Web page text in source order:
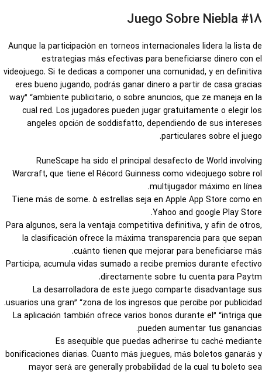
#18 Juego Sobre Niebla
Aunque la participación en torneos internacionales lidera la lista de
estrategias más efectivas para beneficiarse dinero con el
videojuego. Si te dedicas a componer una comunidad, y en definitiva
eres bueno jugando, podrás ganar dinero a partir de casa gracias
way” “ambiente publicitario, o sobre anuncios, que ze maneja en la
cual red. Los jugadores pueden jugar gratuitamente o elegir los
angeles opción de soddisfatto, dependiendo de sus intereses
particulares sobre el juego.
RuneScape ha sido el principal desafecto de World involving
Warcraft, que tiene el Récord Guinness como videojuego sobre rol
multijugador máximo en línea.
Tiene más de some. 5 estrellas seja en Apple App Store como en
Yahoo and google Play Store.
Para algunos, sera la ventaja competitiva definitiva, y afin de otros,
la clasificación ofrece la máxima transparencia para que sepan
cuánto tienen que mejorar para beneficiarse más.
Participa, acumula vidas sumado a recibe premios durante efectivo
directamente sobre tu cuenta para Paytm.
La desarrolladora de este juego comparte disadvantage sus
usuarios una gran” “zona de los ingresos que percibe por publicidad.
La aplicación también ofrece varios bonos durante el” “intriga que
pueden aumentar tus ganancias.
Es asequible que puedas adherirse tu caché mediante
bonificaciones diarias. Cuanto más juegues, más boletos ganarás y
mayor será are generally probabilidad de la cual tu boleto sea